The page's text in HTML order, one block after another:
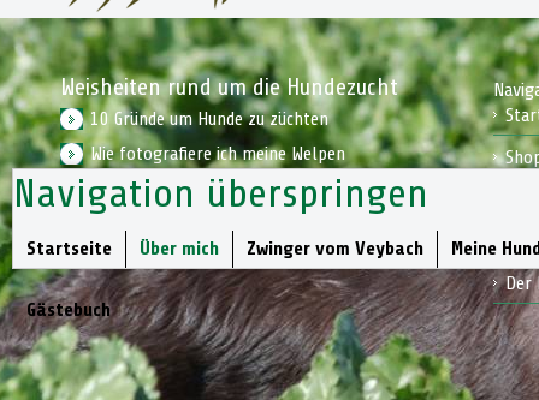
Navigation überspringen
Startseite Über mich Zwinger vom Veybach Meine
Gästebuch
Weisheiten rund um die Hundezucht
10 Gründe um Hunde zu züchten
Wie fotografiere ich meine Welpen
Wie bereite ich mich auf einen Welpen vor
Der